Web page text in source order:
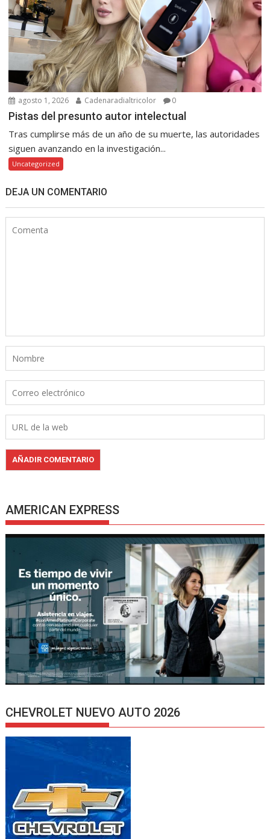
agosto 1, 2026 Cadenaradialtricolor 0
Pistas del presunto autor intelectual
Tras cumplirse más de un año de su muerte, las autoridades
siguen avanzando en la investigación...
Uncategorized
DEJA UN COMENTARIO
AMERICAN EXPRESS
CHEVROLET NUEVO AUTO 2026